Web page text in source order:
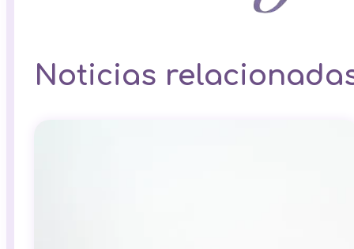
Noticias